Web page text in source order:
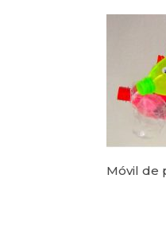
Móvil de